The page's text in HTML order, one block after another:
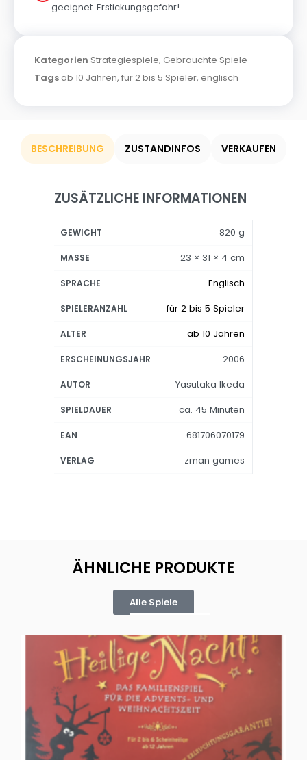
geeignet. Erstickungsgefahr!
Kategorien Strategiespiele, Gebrauchte Spiele
Tags ab 10 Jahren, für 2 bis 5 Spieler, englisch
BESCHREIBUNG ZUSTANDINFOS VERKAUFEN
ZUSÄTZLICHE INFORMATIONEN
GEWICHT 820 g
MASSE 23 × 31 × 4 cm
SPRACHE Englisch
SPIELERANZAHL für 2 bis 5 Spieler
ALTER ab 10 Jahren
ERSCHEINUNGSJAHR 2006
AUTOR Yasutaka Ikeda
SPIELDAUER ca. 45 Minuten
EAN 681706070179
VERLAG zman games
ÄHNLICHE PRODUKTE
Alle Spiele
Oh, heilige Nacht!